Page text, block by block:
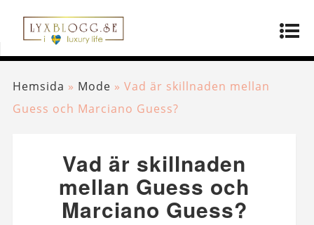
Hemsida » Mode » Vad är skillnaden mellan
Guess och Marciano Guess?
Vad är skillnaden
mellan Guess och
Marciano Guess?